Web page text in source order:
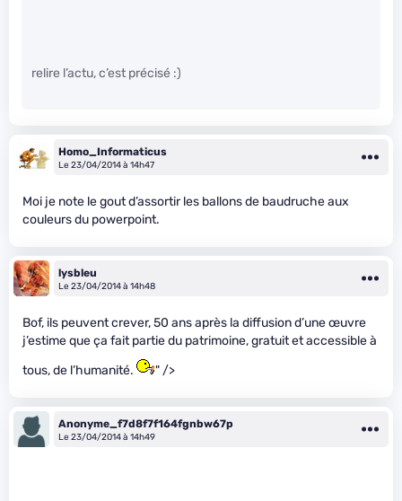
relire l’actu, c’est précisé :)
Homo_Informaticus
Le 23/04/2014 à 14h47
Moi je note le gout d’assortir les ballons de baudruche aux
couleurs du powerpoint.
lysbleu
Le 23/04/2014 à 14h48
Bof, ils peuvent crever, 50 ans après la diffusion d’une œuvre
j’estime que ça fait partie du patrimoine, gratuit et accessible à
tous, de l’humanité.
" />
Anonyme_f7d8f7f164fgnbw67p
Le 23/04/2014 à 14h49